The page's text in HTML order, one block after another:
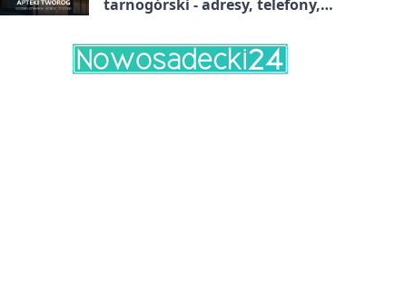
tarnogórski - adresy, telefony,